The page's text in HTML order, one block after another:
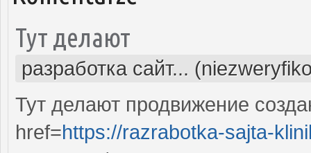
Тут делают
разработка сайт...
Тут делают продвижение
href=https://razrabotka-sajta-